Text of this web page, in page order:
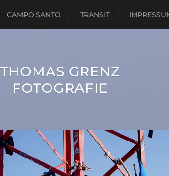
CAMPO SANTO TRANSIT
THOMAS GRENZ
FOTOGRAFIE